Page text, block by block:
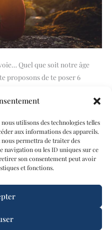
utilisons des technologies telles
aux informations des appareils.
permettra de traiter des
navigation ou les ID uniques sur ce
son consentement peut avoir
et fonctions.
Quel que soit notre âge
proposons de te poser 6
le plus ? La
2